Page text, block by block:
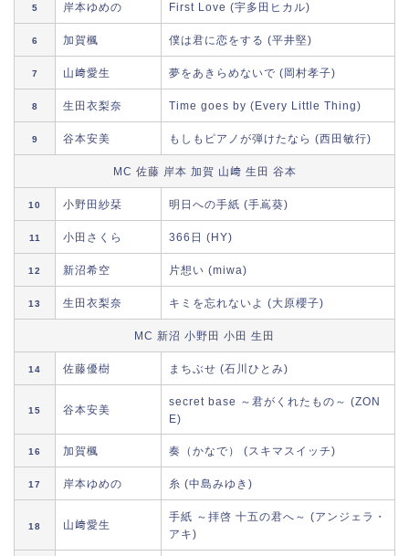
5 岸本ゆめの First Love (宇多田ヒカル)
6 加賀楓 僕は君に恋をする (平井堅)
7 山﨑愛生 夢をあきらめないで (岡村孝子)
8 生田衣梨奈 Time goes by (Every Little Thing)
9 谷本安美 もしもピアノが弾けたなら (西田敏行)
MC 佐藤 岸本 加賀 山﨑 生田 谷本
10 小野田紗栞 明日への手紙 (手嶌葵)
11 小田さくら 366日 (HY)
12 新沼希空 片想い (miwa)
13 生田衣梨奈 キミを忘れないよ (大原櫻子)
MC 新沼 小野田 小田 生田
14 佐藤優樹 まちぶせ (石川ひとみ)
15 谷本安美
secret base ～君がくれたもの～ (ZON
E)
16 加賀楓 奏（かなで） (スキマスイッチ)
17 岸本ゆめの 糸 (中島みゆき)
18 山﨑愛生
手紙 ～拝啓 十五の君へ～ (アンジェラ・
アキ)